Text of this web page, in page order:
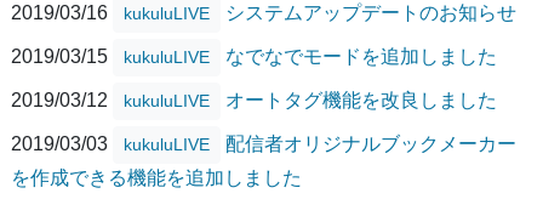
2019/03/16
kukuluLIVE システムアップデートのお知らせ
2019/03/15 kukuluLIVE なでなでモードを追加しました
2019/03/12 kukuluLIVE オートタグ機能を改良しました
2019/03/03 kukuluLIVE
配信者オリジナルブックメーカー
を作成できる機能を追加しました